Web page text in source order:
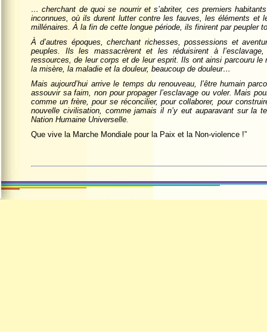
… cherchant de quoi se nourrir et s’abriter, ces premiers
inconnues, où ils durent lutter contre les fauves, les éléments et
millénaires. À la fin de cette longue période, ils finirent par peupler
À d’autres époques, cherchant richesses, possessions et
peuples. Ils les massacrèrent et les réduisirent à
ressources, de leur corps et de leur esprit. Ils ont ainsi parcouru le
la misère, la maladie et la douleur, beaucoup de douleur…
Mais aujourd’hui arrive le temps du renouveau, l’être humain
assouvir sa faim, non pour propager l’esclavage ou voler. Mais
comme un frère, pour se réconcilier, pour collaborer, pour
nouvelle civilisation, comme jamais il n’y eut auparavant sur la
Nation Humaine Universelle.
Que vive la Marche Mondiale pour la Paix et la Non-violence !”